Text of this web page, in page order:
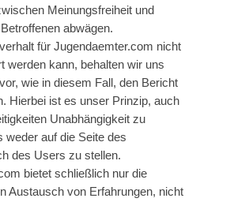
Meinungsfreiheit und
abwägen.
für Jugendaemter.com nicht
werden kann, behalten wir uns
wie in diesem Fall, den Bericht
Hierbei ist es unser Prinzip, auch
Unabhängigkeit zu
weder auf die Seite des
des Users zu stellen.
bietet schließlich nur die
Austausch von Erfahrungen, nicht